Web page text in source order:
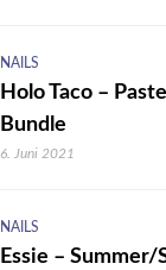
NAILS
Holo Taco –
Bundle
6. Juni 2021
NAILS
Essie – Summer/